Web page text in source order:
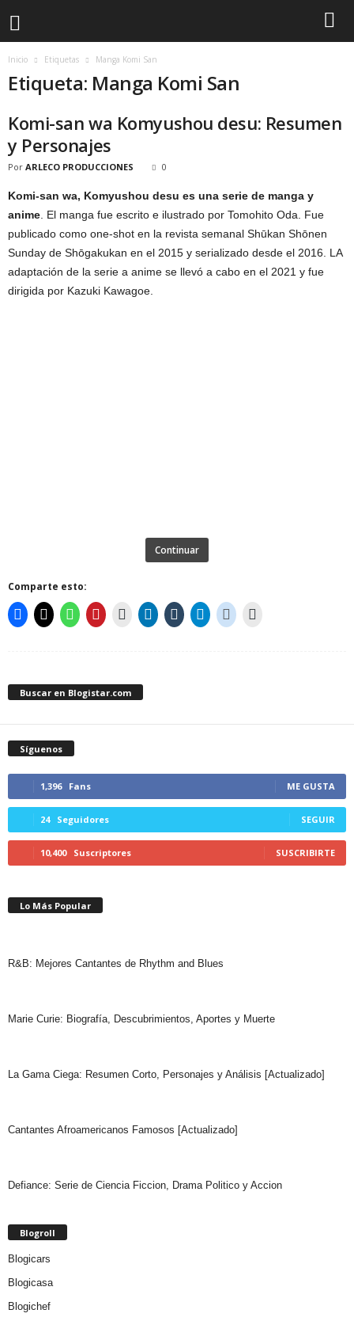
Inicio Etiquetas Manga Komi San
Etiqueta: Manga Komi San
Komi-san wa Komyushou desu: Resumen
y Personajes
Por ARLECO PRODUCCIONES 0
Komi-san wa, Komyushou desu es una serie de manga y
anime . El manga fue escrito e ilustrado por Tomohito Oda. Fue
publicado como one-shot en la revista semanal Shūkan Shōnen
Sunday de Shōgakukan en el 2015 y serializado desde el 2016. LA
adaptación de la serie a anime se llevó a cabo en el 2021 y fue
dirigida por Kazuki Kawagoe.
Continuar
Comparte esto:
Buscar en Blogistar.com
Síguenos
1,396 Fans ME GUSTA
24 Seguidores SEGUIR
10,400 Suscriptores SUSCRIBIRTE
Lo Más Popular
R&B: Mejores Cantantes de Rhythm and Blues
Marie Curie: Biografía, Descubrimientos, Aportes y Muerte
La Gama Ciega: Resumen Corto, Personajes y Análisis [Actualizado]
Cantantes Afroamericanos Famosos [Actualizado]
Defiance: Serie de Ciencia Ficcion, Drama Politico y Accion
Blogroll
Blogicars
Blogicasa
Blogichef